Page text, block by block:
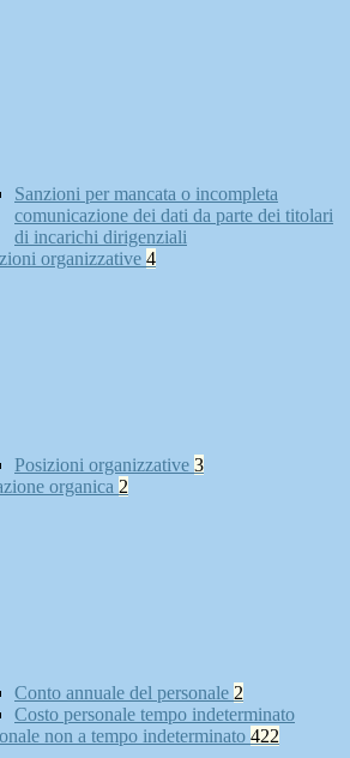
Sanzioni per mancata o incompleta
comunicazione dei dati da parte dei titolari
di incarichi dirigenziali
organizzative 4
Posizioni organizzative 3
organica 2
Conto annuale del personale 2
Costo personale tempo indeterminato
non a tempo indeterminato 422